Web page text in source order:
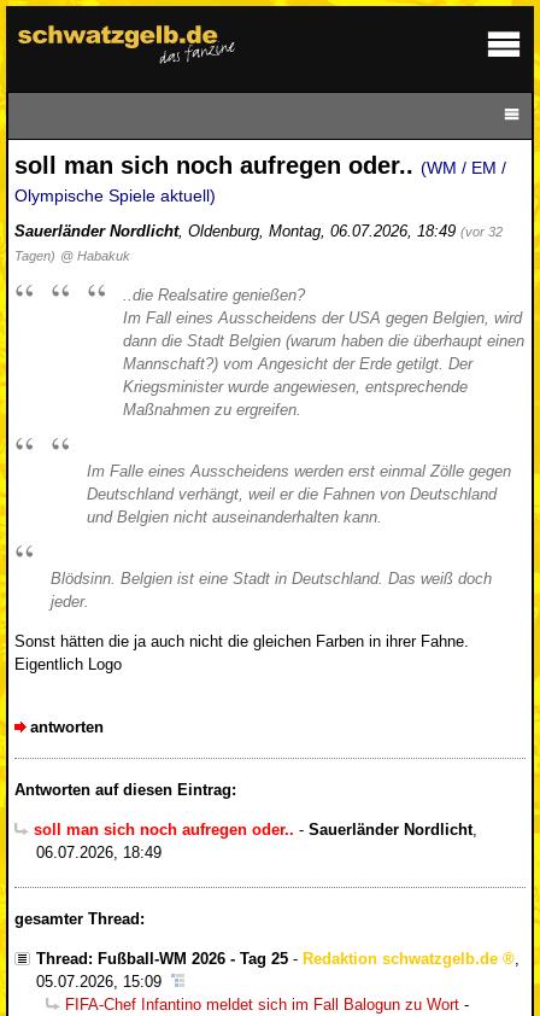
soll man sich noch aufregen oder.. (WM / EM /
Olympische Spiele aktuell)
Sauerländer Nordlicht, Oldenburg, Montag, 06.07.2026, 18:49 (vor 32
Tagen) @ Habakuk
..die Realsatire genießen?
Im Fall eines Ausscheidens der USA gegen Belgien, wird
dann die Stadt Belgien (warum haben die überhaupt einen
Mannschaft?) vom Angesicht der Erde getilgt. Der
Kriegsminister wurde angewiesen, entsprechende
Maßnahmen zu ergreifen.
Im Falle eines Ausscheidens werden erst einmal Zölle gegen
Deutschland verhängt, weil er die Fahnen von Deutschland
und Belgien nicht auseinanderhalten kann.
Blödsinn. Belgien ist eine Stadt in Deutschland. Das weiß doch
jeder.
Sonst hätten die ja auch nicht die gleichen Farben in ihrer Fahne.
Eigentlich Logo
antworten
Antworten auf diesen Eintrag:
soll man sich noch aufregen oder.. - Sauerländer Nordlicht,
06.07.2026, 18:49
gesamter Thread:
Thread: Fußball-WM 2026 - Tag 25 - Redaktion schwatzgelb.de
,
05.07.2026, 15:09
FIFA-Chef Infantino meldet sich im Fall Balogun zu Wort -